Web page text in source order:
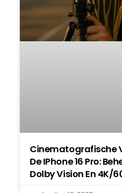
Cinematografische
De IPhone 16 Pro:
Dolby Vision En 4K/